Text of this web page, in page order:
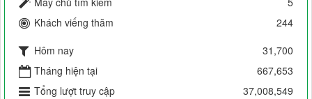
Khách viếng thăm
244
Hôm nay
31,700
Tháng hiện tại
667,653
Tổng lượt truy cập
37,008,549